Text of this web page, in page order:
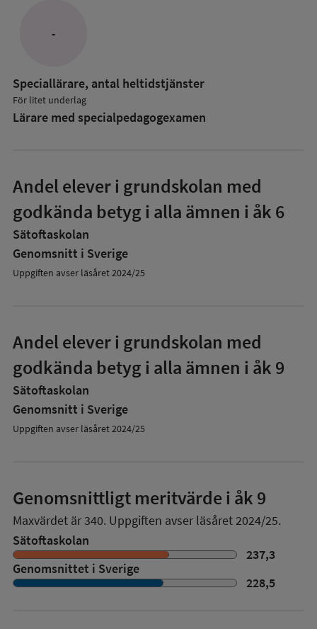
-
Speciallärare, antal heltidstjänster
För litet underlag
Lärare med specialpedagog­examen
Andel elever i grundskolan med
godkända betyg i alla ämnen i åk 6
Sätoftaskolan
Genomsnitt i Sverige
Uppgiften avser läsåret 2024/25
Andel elever i grundskolan med
godkända betyg i alla ämnen i åk 9
Sätoftaskolan
Genomsnitt i Sverige
Uppgiften avser läsåret 2024/25
Genomsnittligt meritvärde i åk 9
Maxvärdet är 340. Uppgiften avser läsåret 2024/25.
Sätoftaskolan
237,3
Genomsnittet i Sverige
228,5